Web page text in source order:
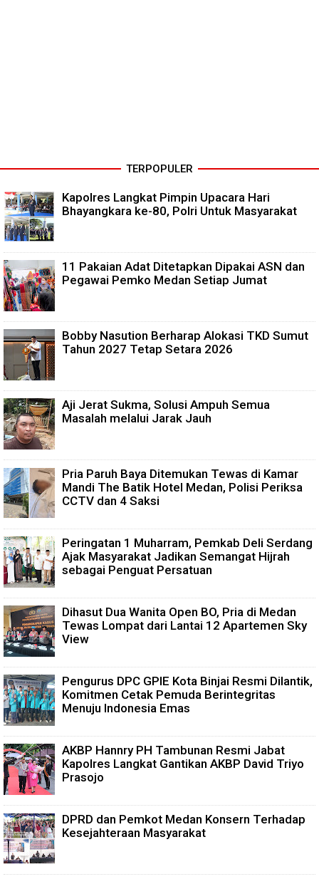
TERPOPULER
Kapolres Langkat Pimpin Upacara Hari
Bhayangkara ke-80, Polri Untuk Masyarakat
11 Pakaian Adat Ditetapkan Dipakai ASN dan
Pegawai Pemko Medan Setiap Jumat
Bobby Nasution Berharap Alokasi TKD Sumut
Tahun 2027 Tetap Setara 2026
Aji Jerat Sukma, Solusi Ampuh Semua
Masalah melalui Jarak Jauh
Pria Paruh Baya Ditemukan Tewas di Kamar
Mandi The Batik Hotel Medan, Polisi Periksa
CCTV dan 4 Saksi
Peringatan 1 Muharram, Pemkab Deli Serdang
Ajak Masyarakat Jadikan Semangat Hijrah
sebagai Penguat Persatuan
Dihasut Dua Wanita Open BO, Pria di Medan
Tewas Lompat dari Lantai 12 Apartemen Sky
View
Pengurus DPC GPIE Kota Binjai Resmi Dilantik,
Komitmen Cetak Pemuda Berintegritas
Menuju Indonesia Emas
AKBP Hannry PH Tambunan Resmi Jabat
Kapolres Langkat Gantikan AKBP David Triyo
Prasojo
DPRD dan Pemkot Medan Konsern Terhadap
Kesejahteraan Masyarakat